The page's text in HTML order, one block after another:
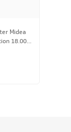
Midea
18.000